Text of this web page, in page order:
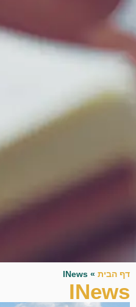
דף הבית »
INews
INews